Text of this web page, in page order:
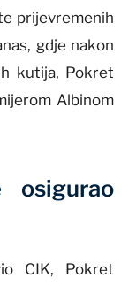
prijevremenih
gdje nakon
kutija, Pokret
Albinom
osigurao
CIK, Pokret